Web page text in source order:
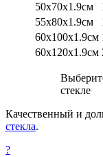
50х70х1.9см
55х80х1.9см
60х100х1.9см
60х120х1.9см
стекле
Качественный и
стекла.
?